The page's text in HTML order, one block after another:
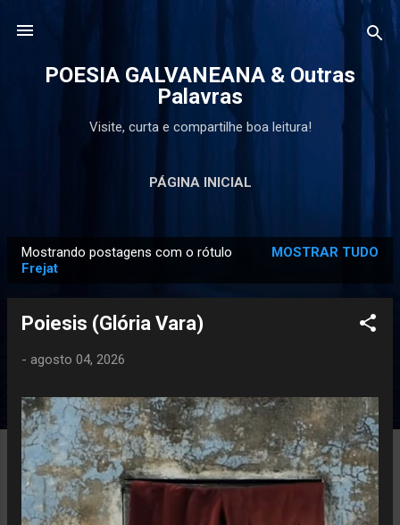
POESIA GALVANEANA & Outras
Palavras
Visite, curta e compartilhe boa leitura!
PÁGINA INICIAL
Mostrando postagens com o rótulo
Frejat
MOSTRAR TUDO
Poiesis (Glória Vara)
- agosto 04, 2026